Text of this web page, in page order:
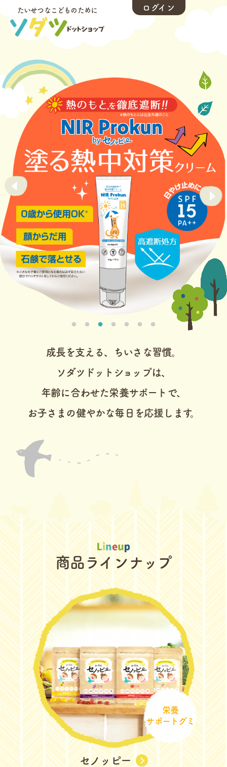
ログイン
たいせつなこどものために
成長を支える、ちいさな習慣。
ソダツドットショップは、
年齢に合わせた栄養サポートで、
お子さまの健やかな毎日を応援します。
商品ラインナップ
栄養
サポートグミ
セノッピー